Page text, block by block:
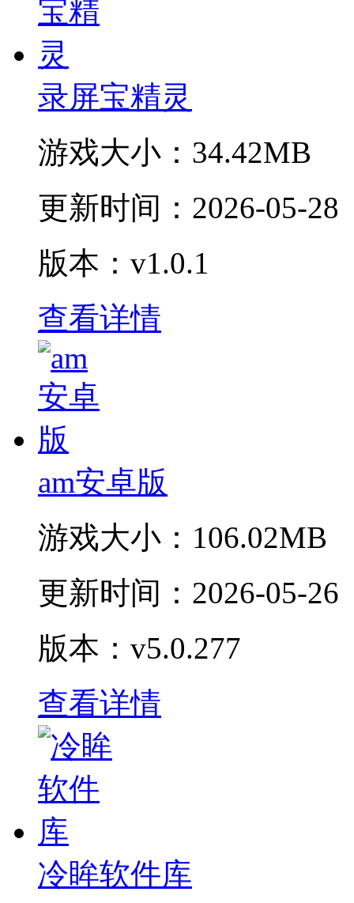
录屏宝精灵
游戏大小： 34.42MB
更新时间： 2026-05-28
版本：v1.0.1
查看详情
am安卓版
游戏大小： 106.02MB
更新时间： 2026-05-26
版本：v5.0.277
查看详情
冷眸软件库